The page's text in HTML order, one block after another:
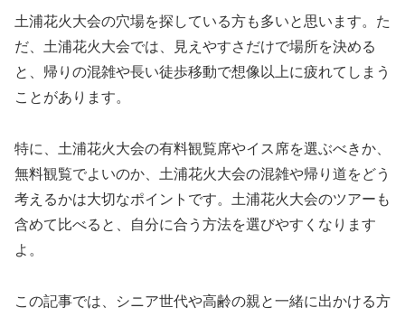
土浦花火大会の穴場を探している方も多いと思います。た
だ、土浦花火大会では、見えやすさだけで場所を決める
と、帰りの混雑や長い徒歩移動で想像以上に疲れてしまう
ことがあります。
特に、土浦花火大会の有料観覧席やイス席を選ぶべきか、
無料観覧でよいのか、土浦花火大会の混雑や帰り道をどう
考えるかは大切なポイントです。土浦花火大会のツアーも
含めて比べると、自分に合う方法を選びやすくなります
よ。
この記事では、シニア世代や高齢の親と一緒に出かける方